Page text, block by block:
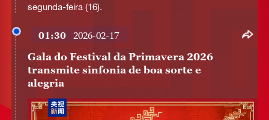
segunda-feira (16).
01:30 2026-02-17
Gala do Festival da Primavera 2026
transmite sinfonia de boa sorte e
alegria